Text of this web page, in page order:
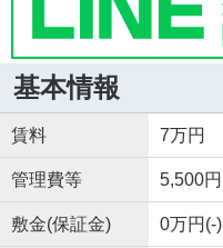
基本情報
賃料 7万円
管理費等 5,500円
敷金(保証金) 0万円(-)